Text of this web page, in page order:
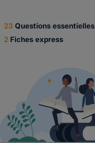
23 Questions essentielles
2 Fiches express